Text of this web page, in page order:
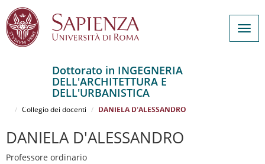
contenuto
Dottorato in INGEGNERIA
DELL'ARCHITETTURA E
DELL'URBANISTICA
INGEGNERIA DELL'ARCHITETTURA E DELL'URBANISTICA
Collegio dei docenti
DANIELA D'ALESSANDRO
DANIELA D'ALESSANDRO
Professore ordinario